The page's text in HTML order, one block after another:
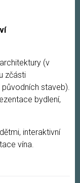
(v
zčásti
staveb).
bydlení,
interaktivní
vína.